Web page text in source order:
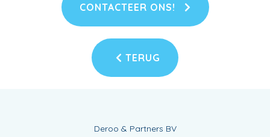
CONTACTEER ONS!
TERUG
Deroo & Partners BV